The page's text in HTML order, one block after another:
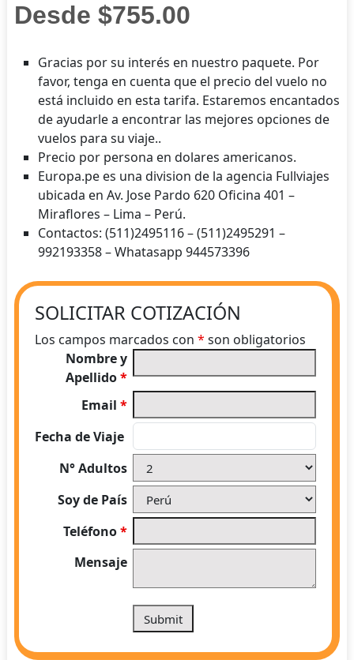
Desde $755.00
Gracias por su interés en nuestro paquete. Por
favor, tenga en cuenta que el precio del vuelo no
está incluido en esta tarifa. Estaremos encantados
de ayudarle a encontrar las mejores opciones de
vuelos para su viaje..
Precio por persona en dolares americanos.
Europa.pe es una division de la agencia Fullviajes
ubicada en Av. Jose Pardo 620 Oficina 401 –
Miraflores – Lima – Perú.
Contactos: (511)2495116 – (511)2495291 –
992193358 – Whatasapp 944573396
SOLICITAR COTIZACIÓN
Los campos marcados con * son obligatorios
Nombre y
Apellido*
Email*
Fecha de Viaje
N° Adultos
Soy de País
Teléfono*
Mensaje